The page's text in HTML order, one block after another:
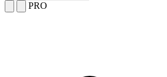
PRO